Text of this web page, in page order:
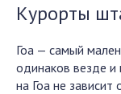
Курорты
Гоа — самый
одинаков везде и
на Гоа не зависит